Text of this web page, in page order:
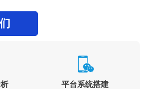
平台系统搭建